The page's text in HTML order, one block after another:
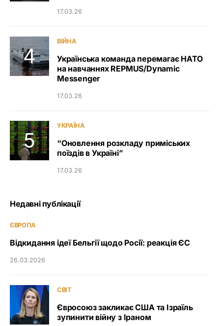
17.03.26
ВІЙНА
Українська команда перемагає НАТО
на навчаннях REPMUS/Dynamic
Messenger
17.03.26
УКРАЇНА
“Оновлення розкладу приміських
поїздів в Україні”
17.03.26
Недавні публікації
ЄВРОПА
Відкидання ідеї Бельгії щодо Росії: реакція ЄС
26.03.2026
СВІТ
Євросоюз закликає США та Ізраїль
зупинити війну з Іраном